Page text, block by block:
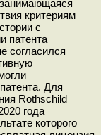
критериям
с
патента
согласился
Для
Rothschild
года
которого